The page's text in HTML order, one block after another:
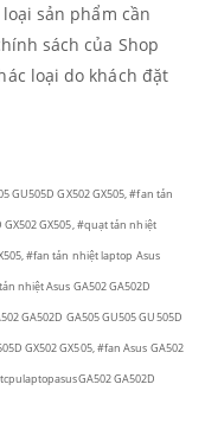
sản phẩm cần
sách của Shop
loại do khách đặt
GU505D GX502 GX505, #fan tản
GX505, #quạt tản nhiệt
#fan tản nhiệt laptop Asus
nhiệt Asus GA502 GA502D
GA502D GA505 GU505 GU505D
GX502 GX505, #fan Asus GA502
GA502D